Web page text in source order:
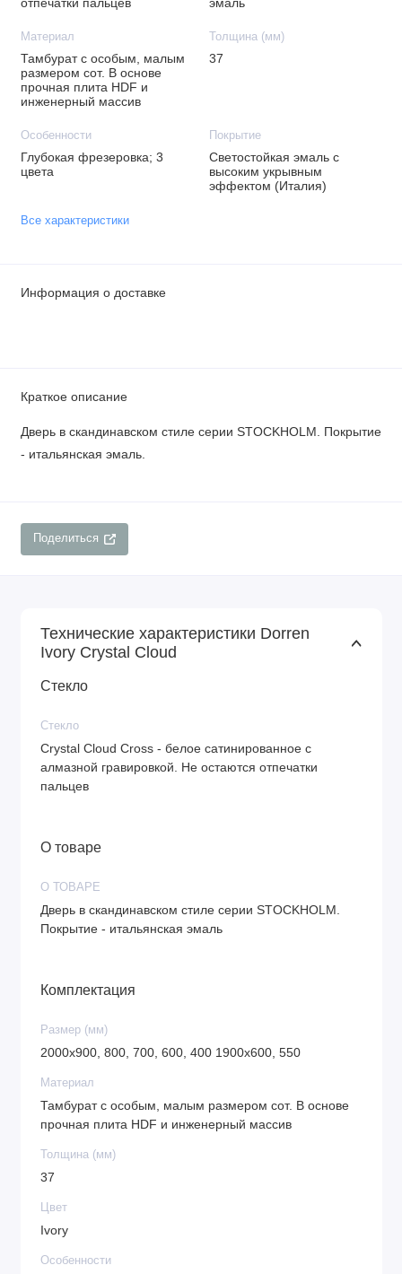
отпечатки пальцев эмаль
Материал
Тамбурат с особым, малым
размером сот. В основе
прочная плита HDF и
инженерный массив
Толщина (мм)
37
Особенности
Глубокая фрезеровка; 3
цвета
Покрытие
Светостойкая эмаль с
высоким укрывным
эффектом (Италия)
Все характеристики
Информация о доставке
Краткое описание
Дверь в скандинавском стиле серии STOCKHOLM. Покрытие
- итальянская эмаль.
Поделиться
Технические характеристики Dorren
Ivory Crystal Cloud
Стекло
Стекло
Crystal Cloud Cross - белое сатинированное с
алмазной гравировкой. Не остаются отпечатки
пальцев
О товаре
О ТОВАРЕ
Дверь в скандинавском стиле серии STOCKHOLM.
Покрытие - итальянская эмаль
Комплектация
Размер (мм)
2000х900, 800, 700, 600, 400 1900х600, 550
Материал
Тамбурат с особым, малым размером сот. В основе
прочная плита HDF и инженерный массив
Толщина (мм)
37
Цвет
Ivory
Особенности